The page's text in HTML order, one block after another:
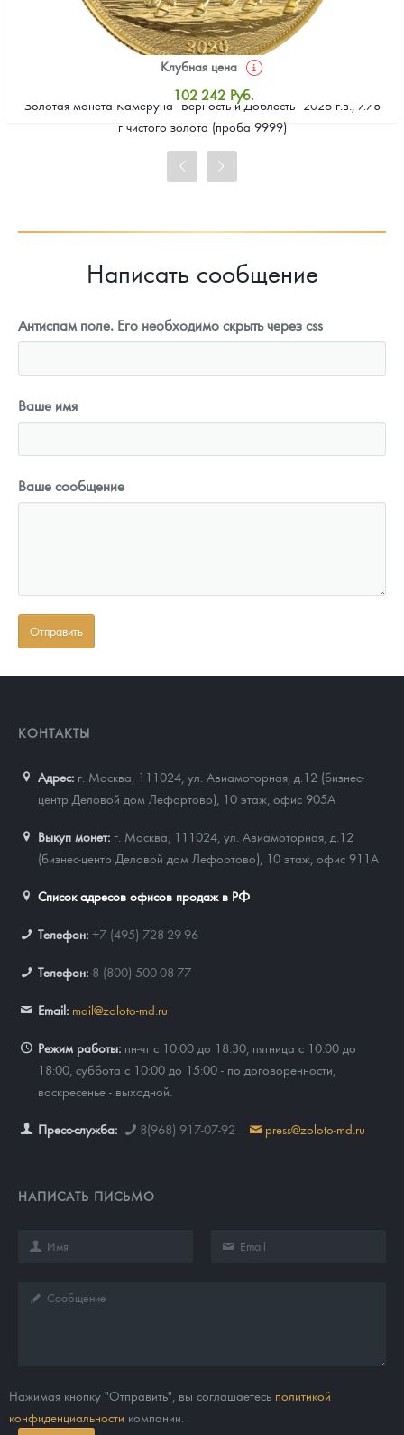
Золотая монета Камеруна "Верность и Доблесть" 2026 г.в., 7.78
г чистого золота (проба 9999)
Клубная цена
102 242 Руб.
Стандартная цена
Цена выкупа
Написать сообщение
Антиспам поле. Его необходимо скрыть через css
Ваше имя
Ваше сообщение
КОНТАКТЫ
Адрес: г. Москва, 111024 ул. Авиамоторная, д.12 (бизнес-
центр Деловой дом Лефортово), 10 этаж, офис 905А
Выкуп монет: г. Москва, 111024, ул. Авиамоторная, д.12
(бизнес-центр Деловой дом Лефортово), 10 этаж, офис 911А
Список адресов офисов продаж в РФ
Телефон: +7 (495) 728-29-96
Телефон: 8 (800) 500-08-77
Email: mail@zoloto-md.ru
Режим работы: пн-чт с 10:00 до 18:30, пятница с 10:00 до
18:00, суббота с 10:00 до 15:00 - по договоренности,
воскресенье - выходной.
Пресс-служба: 8(968) 917-07-92 press@zoloto-md.ru
НАПИСАТЬ ПИСЬМО
Нажимая кнопку "Отправить", вы соглашаетесь политикой
конфиденциальности компании.